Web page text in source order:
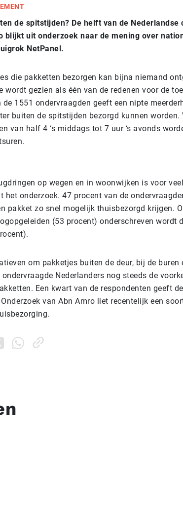
de spitstijden? De helft van de Nederlandse
blijkt uit onderzoek naar de mening over
NetPanel.
die pakketten bezorgen kan bijna niemand
wordt gezien als één van de redenen voor de
1551 ondervraagden geeft een nipte
buiten de spitstijden bezorgd kunnen worden.
van half 4 ‘s middags tot 7 uur ‘s avonds
op wegen en in woonwijken is voor
het onderzoek. 47 procent van de
pakket zo snel mogelijk thuisbezorgd krijgen.
(53 procent) onderschreven wordt
om pakketjes buiten de deur, bij de
Nederlanders nog steeds de
Een kwart van de respondenten geeft
van Abn Amro liet recentelijk een